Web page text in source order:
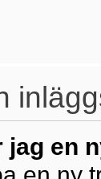
jag en